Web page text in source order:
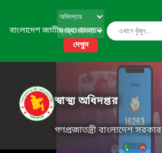
বাংলাদেশ জাতীয় তথ্য বাতায়ন
দেখুন
স্বাস্থ্য অধিদপ্তর
গণপ্রজাতন্ত্রী বাংলাদেশ সরকার